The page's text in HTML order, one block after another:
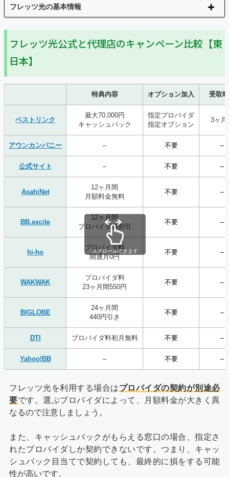
フレッツ光の基本情報
フレッツ光公式と代理店のキャンペーン比較【東
日本】
特典内容 オプション加入 受取
ベストリンク
最大70,000円
キャッシュバック
指定プロバイダ
指定オプション
3ヶ月
アウンカンパニー – 不要 –
公式サイト – 不要 –
AsahiNet
12ヶ月間
月額料金無料
不要 –
BB.excite
12ヶ月間
プロバイダ料割引
不要 –
hi-ho
プロバイダ料
開通月0円
不要 –
WAKWAK
プロバイダ料
23ヶ月間550円
不要 –
BIGLOBE
24ヶ月間
440円引き
不要 –
DTI プロバイダ料初月無料 不要 –
Yahoo!BB – 不要 –
スクロールできます
フレッツ光を利用する場合はプロバイダの契約が別途必
要です。選ぶプロバイダによって、月額料金が大きく異
なるので注意しましょう。
また、キャッシュバックがもらえる窓口の場合、指定さ
れたプロバイダしか契約できないです。つまり、キャッ
シュバック目当てで契約しても、最終的に損をする可能
性が高いです。